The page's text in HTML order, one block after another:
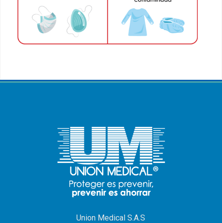
Union Medical S.A.S